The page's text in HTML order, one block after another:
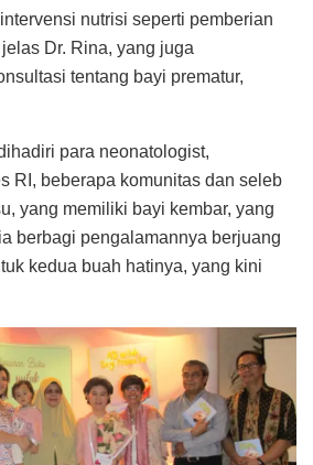
nutrisi seperti pemberian
jelas Dr. Rina, yang juga
tentang bayi prematur,
para neonatologist,
RI, beberapa komunitas dan seleb
yang memiliki bayi kembar, yang
berbagi pengalamannya berjuang
kedua buah hatinya, yang kini